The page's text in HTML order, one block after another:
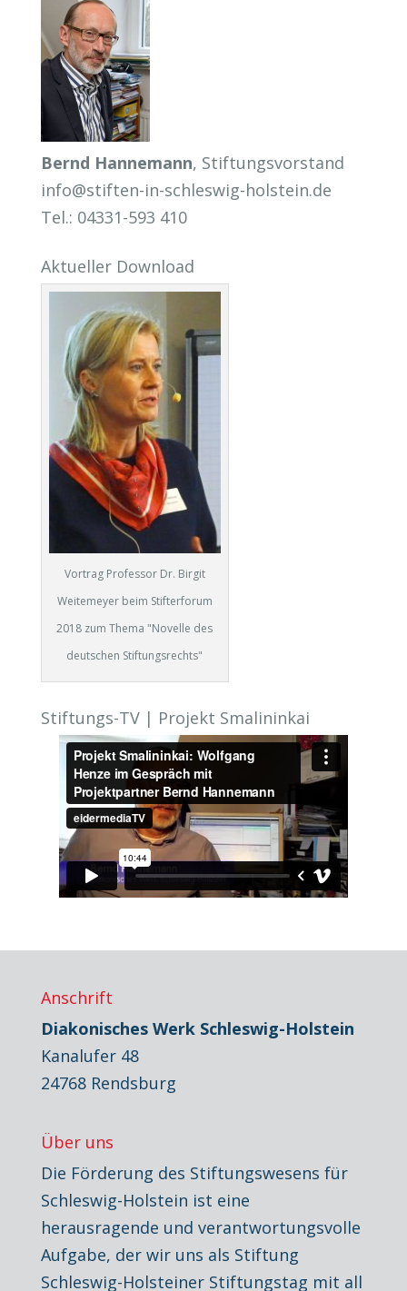
Bernd Hannemann, Stiftungsvorstand
info@stiften-in-schleswig-holstein.de
Tel.: 04331-593 410
Aktueller Download
Vortrag Professor Dr. Birgit
Weitemeyer beim Stifterforum
2018 zum Thema "Novelle des
deutschen Stiftungsrechts"
Stiftungs-TV | Projekt Smalininkai
Anschrift
Diakonisches Werk Schleswig-Holstein
Kanalufer 48
24768 Rendsburg
Über uns
Die Förderung des Stiftungswesens für
Schleswig-Holstein ist eine
herausragende und verantwortungsvolle
Aufgabe, der wir uns als Stiftung
Schleswig-Holsteiner Stiftungstag mit all